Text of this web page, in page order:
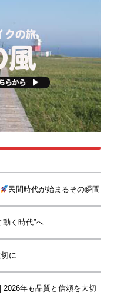
民間時代が始まるその瞬間
動く時代”へ
に
2026年も品質と信頼を大切